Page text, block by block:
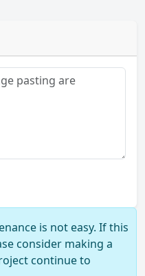
is not easy. If this
consider making a
continue to